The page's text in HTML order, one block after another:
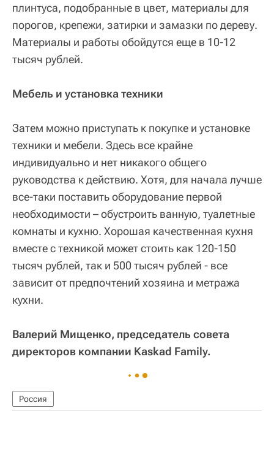
плинтуса, подобранные в цвет, материалы для
порогов, крепежи, затирки и замазки по дереву.
Материалы и работы обойдутся еще в 10-12
тысяч рублей.
Мебель и установка техники
Затем можно приступать к покупке и установке
техники и мебели. Здесь все крайне
индивидуально и нет никакого общего
руководства к действию. Хотя, для начала лучше
все-таки поставить оборудование первой
необходимости – обустроить ванную, туалетные
комнаты и кухню. Хорошая качественная кухня
вместе с техникой может стоить как 120-150
тысяч рублей, так и 500 тысяч рублей - все
зависит от предпочтений хозяина и метража
кухни.
Валерий Мищенко, председатель совета
директоров компании Kaskad Family.
Россия